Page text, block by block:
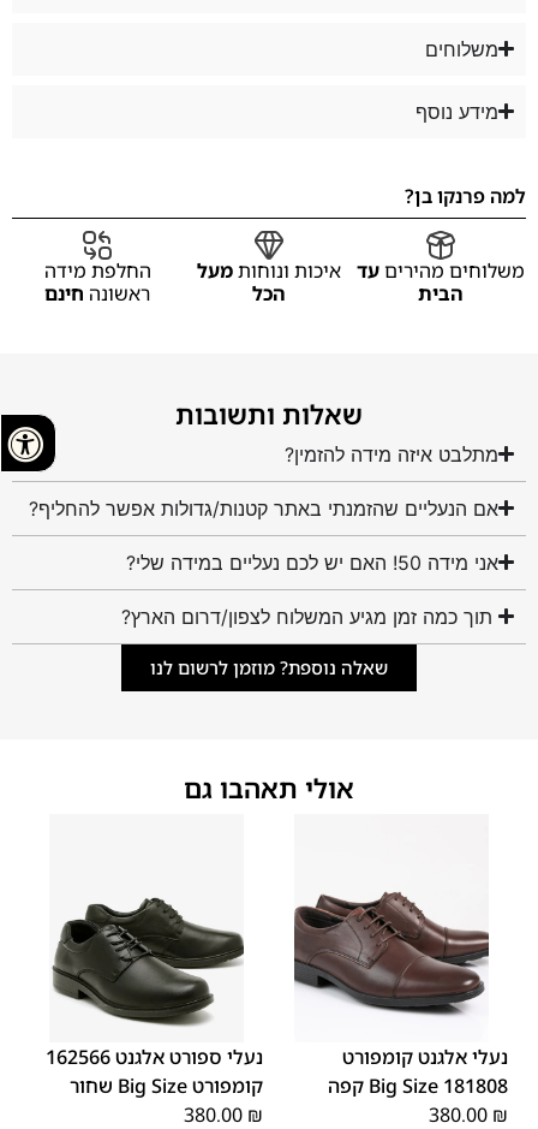
משלוחים
מידע נוסף
למה פרנקו בן?
משלוחים מהיריםעד
הבית
איכות ונוחותמעל
הכל
החלפת מידה
ראשונה חינם
שאלות ותשובות
מתלבט איזה מידה להזמין?
אם הנעליים שהזמנתי באתר קטנות/גדולות אפשר להחליף?
אני מידה 50! האם יש לכם נעליים במידה שלי?
תוך כמה זמן מגיע המשלוח לצפון/דרום הארץ?
שאלה נוספת? מוזמן לרשום לנו
אולי תאהבו גם
נעלי אלגנט קומפורט
181808 Big Size קפה
380.00 ₪
נעלי ספורט אלגנט 162566
קומפורט Big Size שחור
380.00 ₪